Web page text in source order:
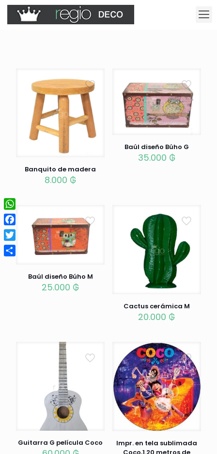
Banquito de madera
8.000 ₲
Baúl diseño Búho G
35.000 ₲
Baúl diseño Búho M
25.000 ₲
Cactus cerámica M
20.000 ₲
Guitarra G película Coco
Impr. en tela sublimada
WhatsApp
Facebook
Twitter